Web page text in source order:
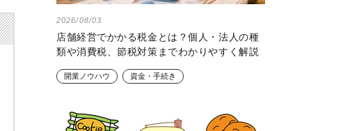
2026/08/03
店舗経営でかかる税金とは？個人・法人の種
類や消費税、節税対策までわかりやすく解説
開業ノウハウ 資金・手続き